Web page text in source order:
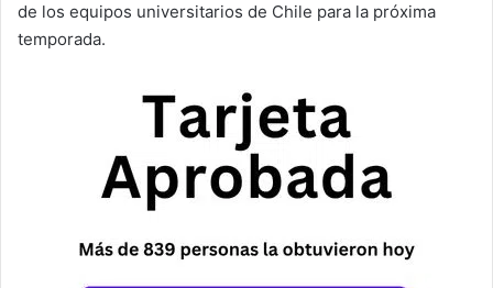
de los equipos universitarios de Chile para la próxima
temporada.